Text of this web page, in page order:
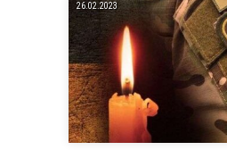
26.02.2023